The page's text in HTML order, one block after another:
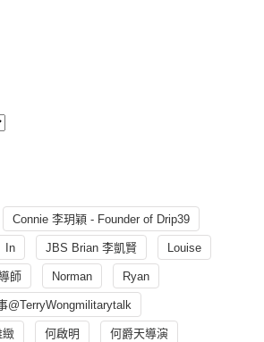
Connie 李玥穎 - Founder of Drip39
In JBS Brian 李凱賢 Louise
師 Norman Ryan
@TerryWongmilitarytalk
何啟明 何爵天導演